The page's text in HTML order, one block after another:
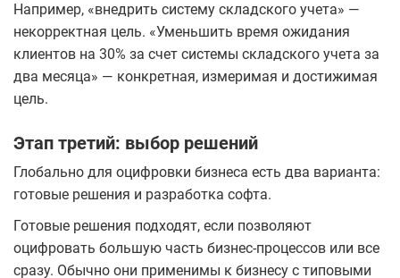
Например, «внедрить систему складского учета» —
некорректная цель. «Уменьшить время ожидания
клиентов на 30% за счет системы складского учета за
два месяца» — конкретная, измеримая и достижимая
цель.
Этап третий: выбор решений
Глобально для оцифровки бизнеса есть два варианта:
готовые решения и разработка софта.
Готовые решения подходят, если позволяют
оцифровать большую часть бизнес-процессов или все
сразу. Обычно они применимы к бизнесу с типовыми